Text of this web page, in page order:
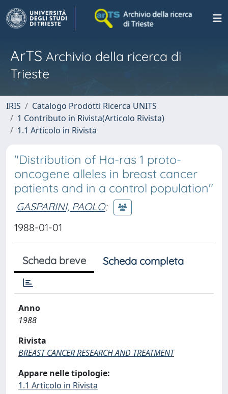
ArTS Archivio della ricerca di
Trieste
IRIS
Catalogo Prodotti Ricerca UNITS
1 Contributo in Rivista(Articolo Rivista)
1.1 Articolo in Rivista
"Distribution of Ha-ras 1 proto-
oncogene alleles in breast cancer
patients and in a control population"
GASPARINI, PAOLO;
1988-01-01
Scheda breve Scheda completa
Anno
1988
Rivista
BREAST CANCER RESEARCH AND TREATMENT
Appare nelle tipologie:
1.1 Articolo in Rivista